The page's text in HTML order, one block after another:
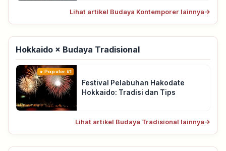
Lihat artikel Budaya Kontemporer lainnya→
Hokkaido × Budaya Tradisional
Populer #1
Festival Pelabuhan Hakodate
Hokkaido: Tradisi dan Tips
Lihat artikel Budaya Tradisional lainnya→